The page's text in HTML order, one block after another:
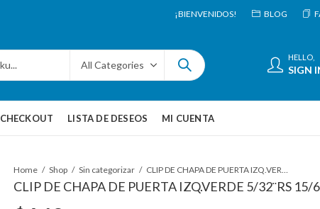
¡BIENVENIDOS! BLOG
HELLO,
SIGN
CHECKOUT LISTA DE DESEOS MI CUENTA
Home Shop Sin categorizar
CLIP DE CHAPA DE PUERTA IZQ.VERDE 5/32¨RS 15/